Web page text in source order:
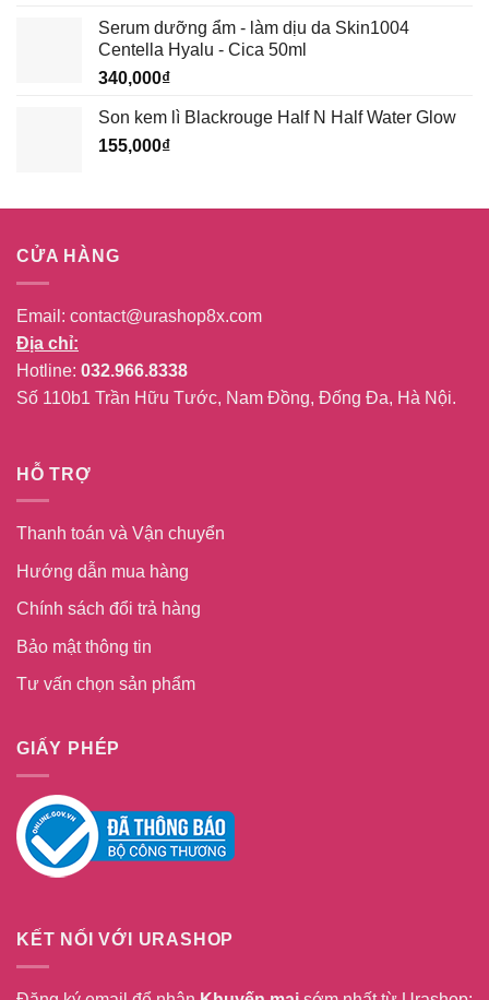
Serum dưỡng ẩm - làm dịu da Skin1004
Centella Hyalu - Cica 50ml
340,000₫
Son kem lì Blackrouge Half N Half Water Glow
155,000₫
CỬA HÀNG
Email: contact@urashop8x.com
Địa chỉ:
Hotline: 032.966.8338
Số 110b1 Trần Hữu Tước, Nam Đồng, Đống Đa, Hà Nội.
HỖ TRỢ
Thanh toán và Vận chuyển
Hướng dẫn mua hàng
Chính sách đổi trả hàng
Bảo mật thông tin
Tư vấn chọn sản phẩm
GIẤY PHÉP
KẾT NỐI VỚI URASHOP